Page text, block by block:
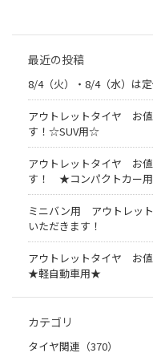
最近の投稿
8/4（火）・8/4（水）は定
アウトレットタイヤ お
す！☆SUV用☆
アウトレットタイヤ お
す！ ★コンパクトカー用
ミニバン用 アウトレッ
いただきます！
アウトレットタイヤ お値
★軽自動車用★
カテゴリ
タイヤ関連（370）